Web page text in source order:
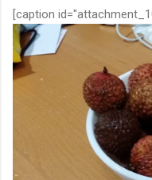
[caption